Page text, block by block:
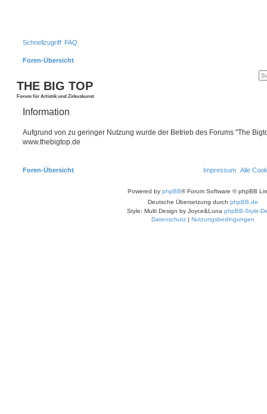
Schnellzugriff FAQ
Foren-Übersicht
THE BIG TOP
Forum für Artistik und Zirkuskunst
Information
Aufgrund von zu geringer Nutzung wurde der Betrieb des Forums "The
www.thebigtop.de
Foren-Übersicht Alle
Impressum
Powered by phpBB® Forum Software © phpBB
Deutsche Übersetzung durch phpBB.de
Style: Multi Design by Joyce&Luna phpBB-Style-
Datenschutz | Nutzungsbedingungen